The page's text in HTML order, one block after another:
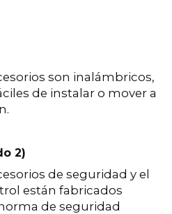
son inalámbricos,
de instalar o mover a
2)
de seguridad y el
están fabricados
de seguridad